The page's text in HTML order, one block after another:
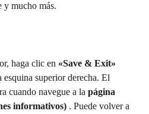
y mucho más.
haga clic en «Save & Exit»
esquina superior derecha. El
cuando navegue a la página
informativos) . Puede volver a